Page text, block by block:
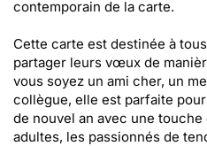
contemporain de la carte.
Cette carte est destinée à
partager leurs vœux de
vous soyez un ami cher, un
collègue, elle est parfaite
de nouvel an avec une
adultes, les passionnés de